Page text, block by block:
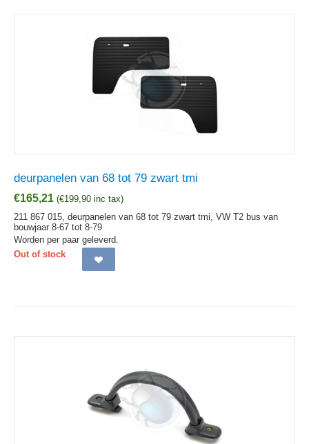
deurpanelen van 68 tot 79 zwart tmi
€165,21 (€199,90 inc tax)
211 867 015, deurpanelen van 68 tot 79 zwart tmi, VW T2 bus van
bouwjaar 8-67 tot 8-79
Worden per paar geleverd.
Out of stock